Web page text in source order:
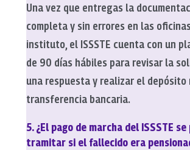
Una vez que entregas la
completa y sin errores en las
instituto, el ISSSTE cuenta con un
de 90 días hábiles para revisar la
una respuesta y realizar el depósito
transferencia bancaria.
5. ¿El pago de marcha del ISSSTE se
tramitar si el fallecido era